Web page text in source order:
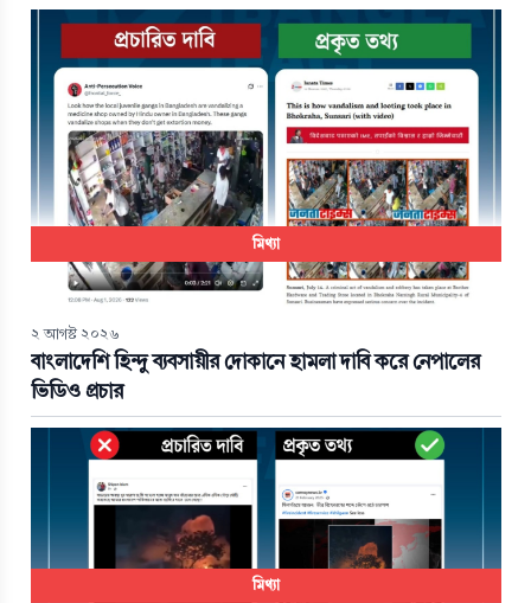
মিথ্যা
২ আগস্ট ২০২৬
বাংলাদেশি হিন্দু ব্যবসায়ীর দোকানে হামলা দাবি করে নেপালের
ভিডিও প্রচার
মিথ্যা